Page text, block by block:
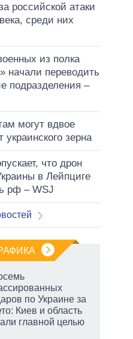
российской атаки
среди них
из полка
начали переводить
подразделения –
могут вдвое
украинского зерна
что дрон
в Лейпциге
рф – WSJ
по Украине за
Киев и область
главной целью